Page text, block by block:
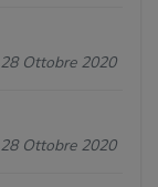
28 Ottobre 2020
28 Ottobre 2020